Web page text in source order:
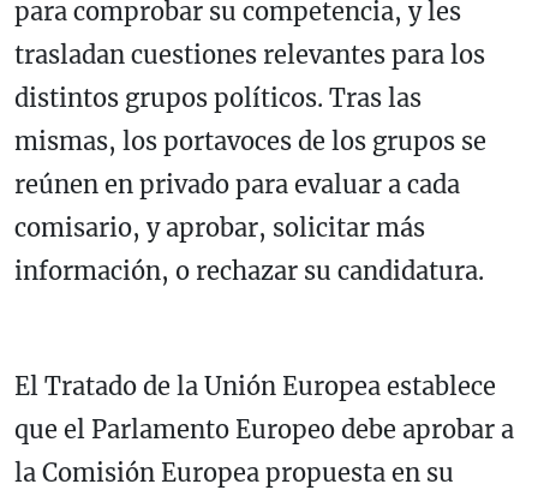
para comprobar su competencia, y les
trasladan cuestiones relevantes para los
distintos grupos políticos. Tras las
mismas, los portavoces de los grupos se
reúnen en privado para evaluar a cada
comisario, y aprobar, solicitar más
información, o rechazar su candidatura.
El Tratado de la Unión Europea establece
que el Parlamento Europeo debe aprobar a
la Comisión Europea propuesta en su